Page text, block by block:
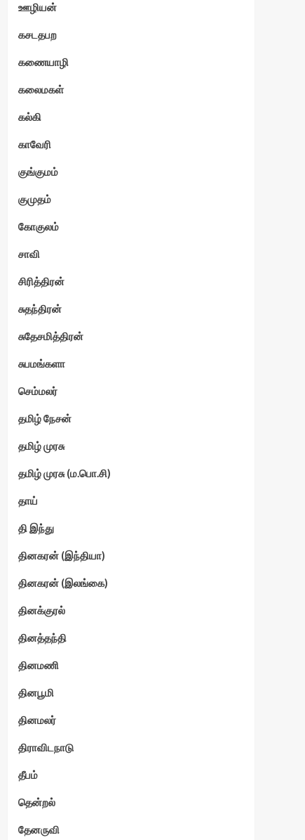
ஊழியன்
கசடதபற
கணையாழி
கலைமகள்
கல்கி
காவேரி
குங்குமம்
குமுதம்
கோகுலம்
சாவி
சிரித்திரன்
சுதந்திரன்
சுதேசமித்திரன்
சுபமங்களா
செம்மலர்
தமிழ் நேசன்
தமிழ் முரசு
தமிழ் முரசு (ம.பொ.சி)
தாய்
தி இந்து
தினகரன் (இந்தியா)
தினகரன் (இலங்கை)
தினக்குரல்
தினத்தந்தி
தினமணி
தினபூமி
தினமலர்
திராவிடநாடு
தீபம்
தென்றல்
தேனருவி